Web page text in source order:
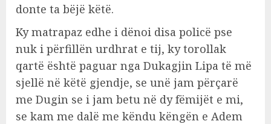
donte ta bëjë këtë.
Ky matrapaz edhe i dënoi disa policë pse
nuk i përfillën urdhrat e tij, ky torollak
qartë është paguar nga Dukagjin Lipa të më
sjellë në këtë gjendje, se unë jam përçarë
me Dugin se i jam betu në dy fëmijët e mi,
se kam me dalë me këndu këngën e Adem